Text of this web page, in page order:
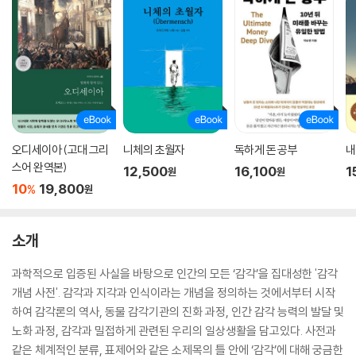
오디세이아 (고대 그리
스어 완역본)
10% 19,800원
니체의 초월자
12,500원
독하게 돈 공부
16,100원
소개
과학적으로 입증된 사실을 바탕으로 인간의 모든 ‘감각’을 집대성한 '감각
개념 사전'. 감각과 지각과 인식이라는 개념을 정의하는 것에서부터 시작
하여 감각론의 역사, 동물 감각기관의 진화 과정, 인간 감각 능력의 발달 및
노화 과정, 감각과 밀접하게 관련된 우리의 일상생활을 담고있다. 사전과
같은 체계적인 분류, 표제어와 같은 소제목의 틀 안에 ‘감각’에 대해 궁금한